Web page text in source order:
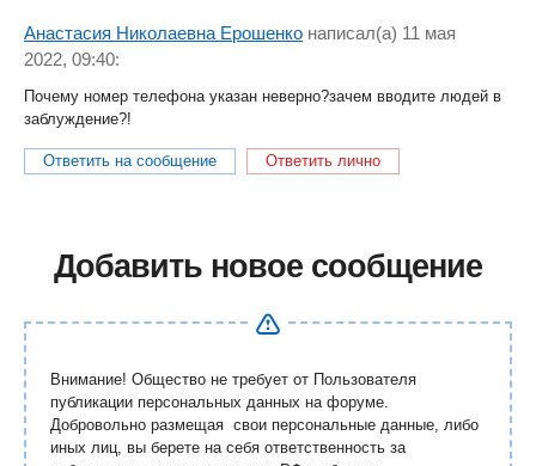
Анастасия Николаевна Ерошенко написал(a) 11 мая
2022, 09:40:
Почему номер телефона указан неверно?зачем вводите людей в
заблуждение?!
Ответить на сообщение Ответить лично
Добавить новое сообщение
Внимание! Общество не требует от Пользователя
публикации персональных данных на форуме.
Добровольно размещая свои персональные данные, либо
иных лиц, вы берете на себя ответственность за